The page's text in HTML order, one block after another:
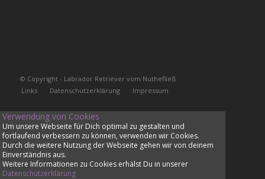
© Copyright - Labrador Retriever vom Nuthefließ
Links
Datenschutzerklärung Impressum
Verwendung von Cookies
Um unsere Webseite für Dich optimal zu gestalten und
fortlaufend verbessern zu können, verwenden wir Cookies.
Durch die weitere Nutzung der Webseite gehen wir von deinem
Einverständnis aus.
Weitere Informationen zu Cookies erhälst Du in unserer
Datenschutzerklärung